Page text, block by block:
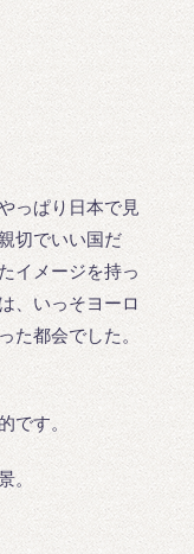
っぱり日本で見
切でいい国だ
イメージを持っ
、いっそヨーロ
た都会でした。
です。
。